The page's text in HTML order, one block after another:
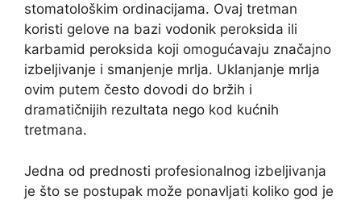
stomatološkim ordinacijama. Ovaj tretman
koristi gelove na bazi vodonik peroksida ili
karbamid peroksida koji omogućavaju značajno
izbeljivanje i smanjenje mrlja. Uklanjanje mrlja
ovim putem često dovodi do bržih i
dramatičnijih rezultata nego kod kućnih
tretmana.
Jedna od prednosti profesionalnog izbeljivanja
je što se postupak može ponavljati koliko god je